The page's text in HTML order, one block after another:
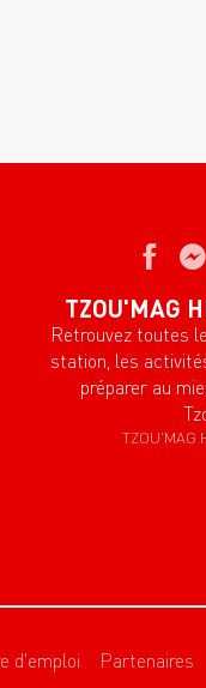
TZOU'MAG
Retrouvez toutes
station, les
préparer au
TZOU'MAG
d'emploi Partenaires